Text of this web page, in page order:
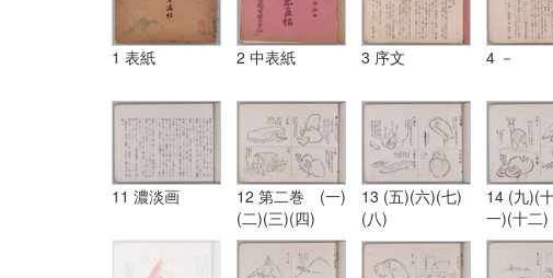
1 表紙 2 中表紙 3 序文 4 －
11 濃淡画
12 第二巻 (一)
(二)(三)(四)
13 (五)(六)(七)
(八)
14 (九)(
一)(十二)